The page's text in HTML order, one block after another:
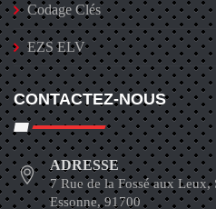
Codage Clés
EZS ELV
CONTACTEZ-NOUS
ADRESSE
7 Rue de la Fossé aux
Essonne, 91700